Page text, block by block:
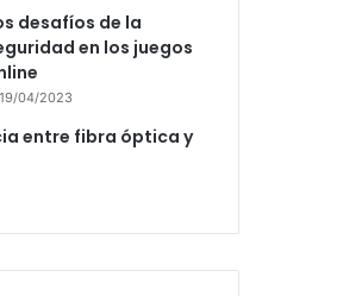
desafíos de la
en los juegos
19/04/2023
entre fibra óptica y